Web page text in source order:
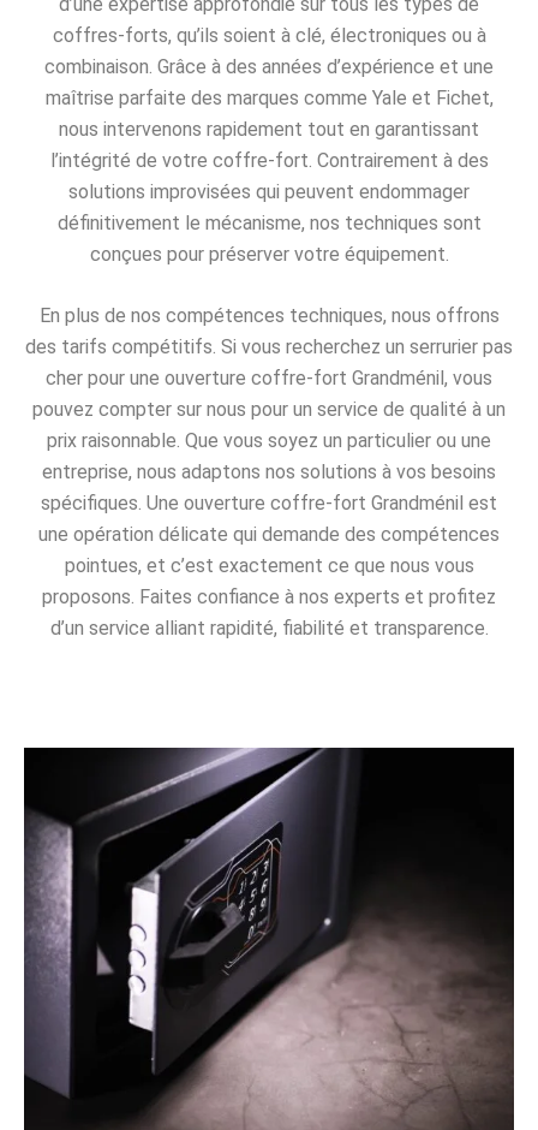
coffres-forts, qu’ils soient à clé, électroniques ou à
combinaison. Grâce à des années d’expérience et une
maîtrise parfaite des marques comme Yale et Fichet,
nous intervenons rapidement tout en garantissant
l’intégrité de votre coffre-fort. Contrairement à des
solutions improvisées qui peuvent endommager
définitivement le mécanisme, nos techniques sont
conçues pour préserver votre équipement.
En plus de nos compétences techniques, nous offrons
des tarifs compétitifs. Si vous recherchez un serrurier pas
cher pour une ouverture coffre-fort Grandménil, vous
pouvez compter sur nous pour un service de qualité à un
prix raisonnable. Que vous soyez un particulier ou une
entreprise, nous adaptons nos solutions à vos besoins
spécifiques. Une ouverture coffre-fort Grandménil est
une opération délicate qui demande des compétences
pointues, et c’est exactement ce que nous vous
proposons. Faites confiance à nos experts et profitez
d’un service alliant rapidité, fiabilité et transparence.